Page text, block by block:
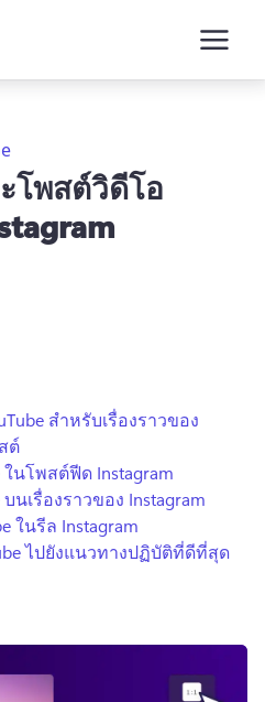
โพสต์วิดีโอ
สําหรับเรื่องราวของ
ต์
นโพสต์ฟีด Instagram
นเรื่องราวของ Instagram
ในรีล Instagram
ไปยังแนวทางปฏิบัติที่ดีที่สุด